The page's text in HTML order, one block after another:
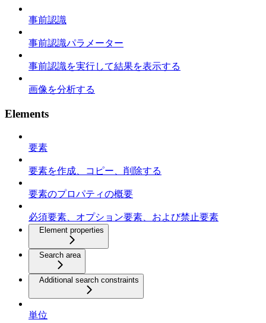
事前認識
事前認識パラメーター
事前認識を実行して結果を表示する
画像を分析する
Elements
要素
要素を作成、コピー、削除する
要素のプロパティの概要
必須要素、オプション要素、および禁止要素
Element properties
Search area
Additional search constraints
単位